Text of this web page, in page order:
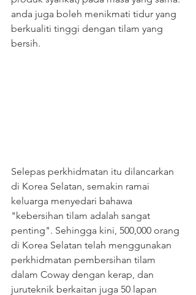
anda juga boleh menikmati tidur yang
berkualiti tinggi dengan tilam yang
bersih.
Selepas perkhidmatan itu dilancarkan
di Korea Selatan, semakin ramai
keluarga menyedari bahawa
"kebersihan tilam adalah sangat
penting". Sehingga kini, 500,000 orang
di Korea Selatan telah menggunakan
perkhidmatan pembersihan tilam
dalam Coway dengan kerap, dan
juruteknik berkaitan juga 50 lapan